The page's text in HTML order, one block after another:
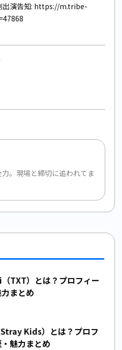
演告知: https://m.tribe-
。現場と締切に追われてま
TXT）とは？プロフィー
まとめ
Kids）とは？プロフ
魅力まとめ